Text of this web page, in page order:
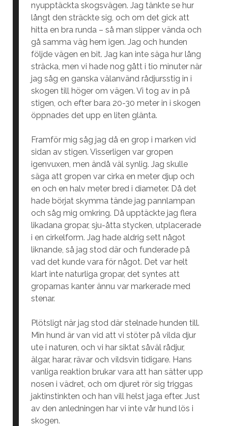
nyupptäckta skogsvägen. Jag tänkte se hur
långt den sträckte sig, och om det gick att
hitta en bra runda – så man slipper vända och
gå samma väg hem igen. Jag och hunden
följde vägen en bit. Jag kan inte säga hur lång
sträcka, men vi hade nog gått i tio minuter när
jag såg en ganska välanvänd rådjursstig in i
skogen till höger om vägen. Vi tog av in på
stigen, och efter bara 20-30 meter in i skogen
öppnades det upp en liten glänta.
Framför mig såg jag då en grop i marken vid
sidan av stigen. Visserligen var gropen
igenvuxen, men ändå väl synlig. Jag skulle
säga att gropen var cirka en meter djup och
en och en halv meter bred i diameter. Då det
hade börjat skymma tände jag pannlampan
och såg mig omkring. Då upptäckte jag flera
likadana gropar, sju-åtta stycken, utplacerade
i en cirkelform. Jag hade aldrig sett något
liknande, så jag stod där och funderade på
vad det kunde vara för något. Det var helt
klart inte naturliga gropar, det syntes att
groparnas kanter ännu var markerade med
stenar.
Plötsligt när jag stod där stelnade hunden till.
Min hund är van vid att vi stöter på vilda djur
ute i naturen, och vi har siktat såväl rådjur,
älgar, harar, rävar och vildsvin tidigare. Hans
vanliga reaktion brukar vara att han sätter upp
nosen i vädret, och om djuret rör sig triggas
jaktinstinkten och han vill helst jaga efter. Just
av den anledningen har vi inte vår hund lös i
skogen.